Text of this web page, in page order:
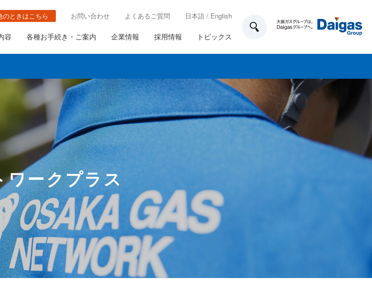
のときはこちら お問い合わせ よくあるご質問 日本語 / English
対策の取り組み
容
技術開発
・拡大
各種お手続き・ご案内
ガス栓の増設と取り替え ガス工事のお申込み方法
ガス設備調査
ガスメーターの取り替え
について
敷地内・建物内で工事をする際のお願い 万一、ガス管を破損したときは
ガス工事のお申込み方法
(沿道掘削を伴わない業者さま向け)
企業情報
所在地一覧
採用情報
イメージ 各種制度
トピックス
ワークプラス